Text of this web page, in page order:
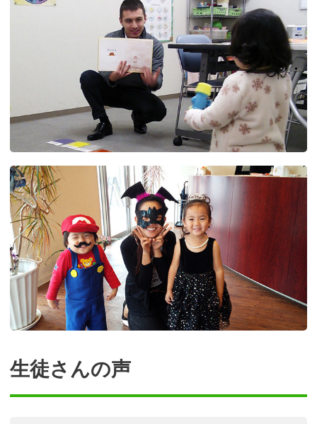
生徒さんの声